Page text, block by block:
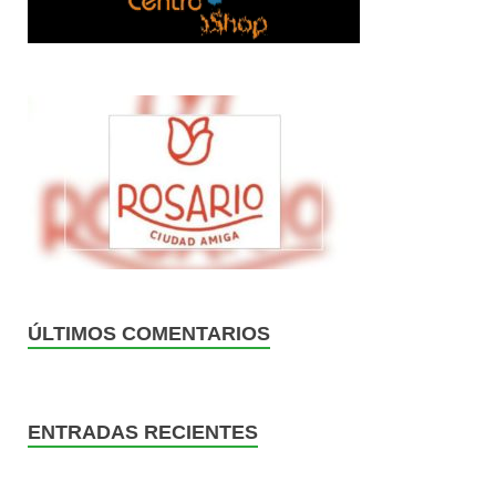
ÚLTIMOS COMENTARIOS
ENTRADAS RECIENTES